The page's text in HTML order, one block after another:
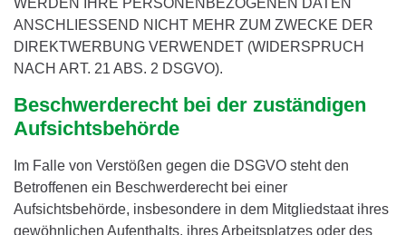
WERDEN IHRE PERSONENBEZOGENEN DATEN
ANSCHLIESSEND NICHT MEHR ZUM ZWECKE DER
DIREKTWERBUNG VERWENDET (WIDERSPRUCH
NACH ART. 21 ABS. 2 DSGVO).
Beschwerde­recht bei der zuständigen
Aufsichts­behörde
Im Falle von Verstößen gegen die DSGVO steht den
Betroffenen ein Beschwerderecht bei einer
Aufsichtsbehörde, insbesondere in dem Mitgliedstaat ihres
gewöhnlichen Aufenthalts, ihres Arbeitsplatzes oder des